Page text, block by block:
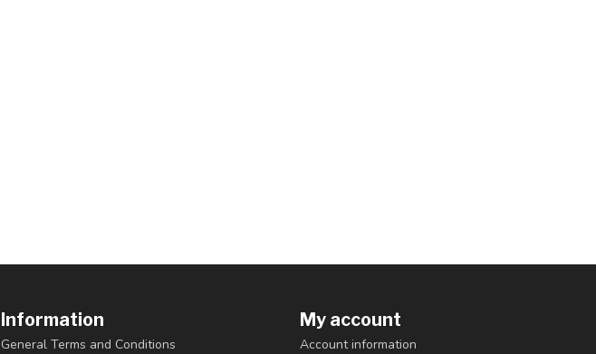
Information
General Terms and Conditions
My account
Account information